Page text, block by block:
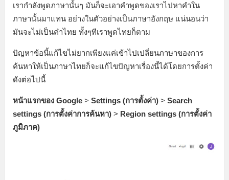
เรากำลังพูดภาษานั้นๆ มันก็จะเอาคำพูดของเราไปหาคำใน
ภาษานั้นมาแทน อย่างในตัวอย่างเป็นภาษาอังกฤษ แน่นอนว่า
มันจะไม่เป็นคำไทย ทั้งๆทีเราพูดไทยก็ตาม
ปัญหาข้อนี้แก้ไขไม่ยากเพียงแค่เข้าไปเปลี่ยนภาษาของการ
ค้นหาให้เป็นภาษาไทยก็จะแก้ไขปัญหาเรื่องนี้ได้โดยการตั้งค่า
ดังต่อไปนี้
หน้าแรกของ Google > Settings (การตั้งค่า) > Search
settings (การตั้งค่าการค้นหา) > Region settings (การตั้งค่า
ภูมิภาค)